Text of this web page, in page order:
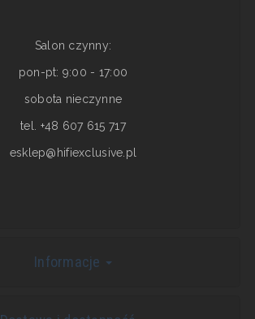
Salon czynny:
pon-pt: 9:00 - 17:00
sobota nieczynne
tel. +48 607 615 717
esklep@hifiexclusive.pl
Informacje